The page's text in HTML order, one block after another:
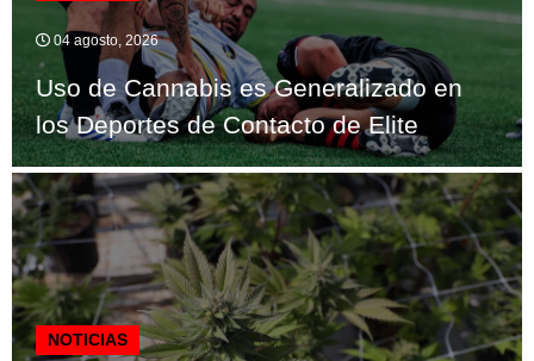
04 agosto, 2026
Uso de Cannabis es Generalizado en
los Deportes de Contacto de Elite
NOTICIAS